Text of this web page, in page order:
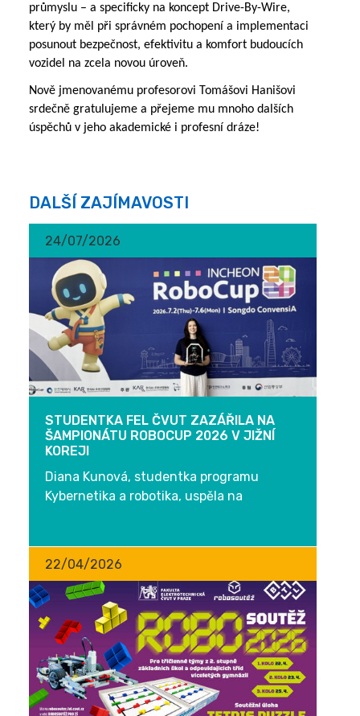
průmyslu – a specificky na koncept Drive-By-Wire,
který by měl při správném pochopení a implementaci
posunout bezpečnost, efektivitu a komfort budoucích
vozidel na zcela novou úroveň.
Nově jmenovanému profesorovi Tomášovi Hanišovi
srdečně gratulujeme a přejeme mu mnoho dalších
úspěchů v jeho akademické i profesní dráze!
DALŠÍ ZAJÍMAVOSTI
24/07/2026
STUDENTKA FEL ČVUT ZAZÁŘILA NA
ŠAMPIONÁTU ROBOCUP 2026 V JIŽNÍ
KOREJI
Diana Kunová, studentka programu
Kybernetika a robotika, uspěla na
a ve...
22/04/2026